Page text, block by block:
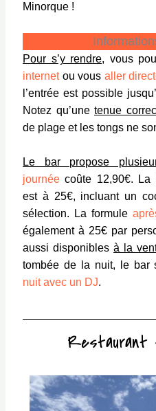
Minorque !
Pour s’y rendre, vous
internetou vous aller
l’entrée est possible
Notez qu’unetenue
de plage et les tongs ne
Le bar propose
journée coûte 12,90€.
est à 25€, incluant un
sélection. La formule
également à 25€ par
aussi disponiblesà la
tombée de la nuit, le bar
nuit avec un DJ.
Restaurant